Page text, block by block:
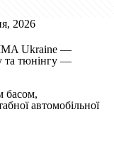
2026
Ukraine —
та тюнінгу —
басом,
автомобільної